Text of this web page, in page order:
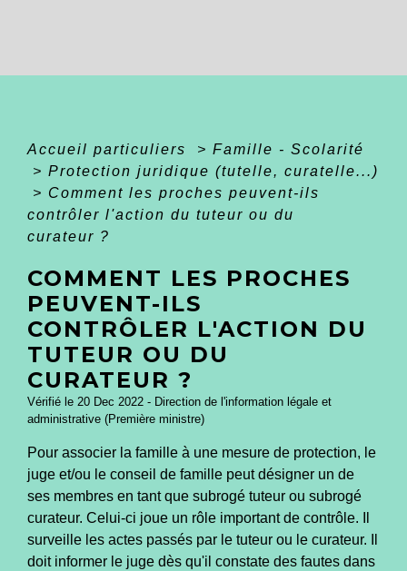
Accueil particuliers > Famille - Scolarité
> Protection juridique (tutelle, curatelle...)
> Comment les proches peuvent-ils
contrôler l'action du tuteur ou du
curateur ?
COMMENT LES PROCHES
PEUVENT-ILS
CONTRÔLER L'ACTION DU
TUTEUR OU DU
CURATEUR ?
Vérifié le 20 Dec 2022 - Direction de l'information légale et
administrative (Première ministre)
Pour associer la famille à une mesure de protection, le
juge et/ou le conseil de famille peut désigner un de
ses membres en tant que subrogé tuteur ou subrogé
curateur. Celui-ci joue un rôle important de contrôle. Il
surveille les actes passés par le tuteur ou le curateur. Il
doit informer le juge dès qu'il constate des fautes dans